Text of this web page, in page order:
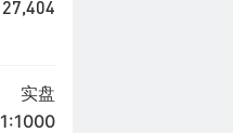
27,404
实盘
1:1000